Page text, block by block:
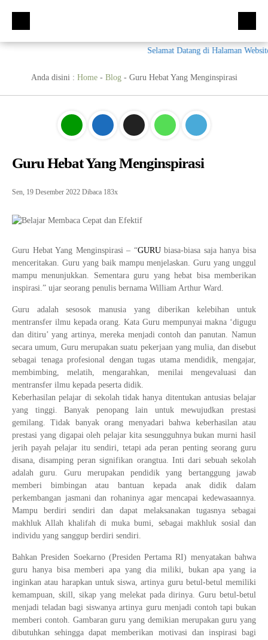
Kompetensi Keahlian
Multimedia (MM)
Tata Busana (TB)
Akuntansi Dan Keuangan Lembaga (AKL)
Otomatisasi dan Tata Kelola Perkantoran (OTKP)
Fasilitas
Galeri
Video
Materi + Tugas
Kumpulan Soal
Materi TPAV
Materi Komputer dan Jaringan Dasar
Sistem Komputer
Dasar Desain Grafis
Desain Media Interaktif
Akuntansi
Tata Busana
Humas
Selamat Datang di Halaman
Anda disini : Home- Blog- Guru Hebat Yang Menginspirasi
Guru Hebat Yang Menginspirasi
Sen, 19 Desember 2022 Dibaca 183x
Guru Hebat Yang Menginspirasi – “GURUbiasa-biasa saja hanya bisa
menceritakan. Guru yang baik mampu menjelaskan. Guru yang unggul
mampu menunjukkan. Sementara guru yang hebat bisa memberikan
inspirasi.” ujar seorang penulis bernama William Arthur Ward.
Guru adalah sesosok manusia yang diberikan kelebihan untuk
mentransfer ilmu kepada orang. Kata Guru mempunyai makna ‘digugu
dan ditiru’ yang artinya, mereka menjadi contoh dan panutan. Namun
secara umum, Guru merupakan suatu pekerjaan yang mulia, dan disebut
sebagai tenaga profesional dengan tugas utama mendidik, mengajar,
membimbing, melatih, mengarahkan, menilai mengevaluasi dan
mentransfer ilmu kepada peserta didik.
Keberhasilan pelajar di sekolah tidak hanya ditentukan antusias belajar
yang tinggi. Banyak penopang lain untuk mewujudkan prestasi
gemilang. Tidak banyak orang menyadari bahwa keberhasilan atau
prestasi yang digapai oleh pelajar kita sesungguhnya bukan murni hasil
jerih payah pelajar itu sendiri, tetapi ada peran penting seorang guru
disana, disamping peran signifikan orangtua. Inti dari sebuah sekolah
adalah guru. Guru merupakan pendidik yang bertanggung jawab
memberi bimbingan atau bantuan kepada anak didik dalam
perkembangan jasmani dan rohaninya agar mencapai kedewasaannya.
Mampu berdiri sendiri dan dapat melaksanakan tugasnya sebagai
makhluk Allah khalifah di muka bumi, sebagai makhluk sosial dan
individu yang sanggup berdiri sendiri.
Bahkan Presiden Soekarno (Presiden Pertama RI) menyatakan bahwa
guru hanya bisa memberi apa yang dia miliki, bukan apa yang ia
inginkan atau harapkan untuk siswa, artinya guru betul-betul memiliki
kemampuan, skill, sikap yang melekat pada dirinya. Guru betul-betul
menjadi teladan bagi siswanya artinya guru menjadi contoh tapi bukan
memberi contoh. Gambaran guru yang demikian merupakan guru yang
dibutuhkan sehingga dapat memberikan motivasi dan inspirasi bagi